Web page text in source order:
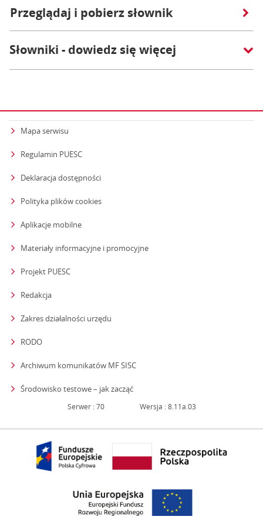
Przeglądaj i pobierz słownik
Słowniki - dowiedz się więcej
Mapa serwisu
Regulamin PUESC
Deklaracja dostępności
Polityka plików cookies
Aplikacje mobilne
Materiały informacyjne i promocyjne
Projekt PUESC
Redakcja
Zakres działalności urzędu
RODO
Archiwum komunikatów MF SISC
Środowisko testowe – jak zacząćstrona otwiera się w nowym oknie
Serwer : 70 Wersja : 8.11a.03